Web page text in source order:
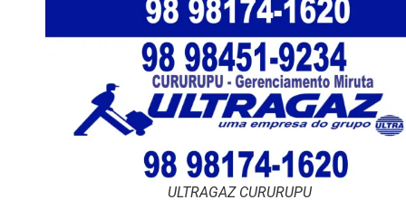
ULTRAGAZ CURURUPU